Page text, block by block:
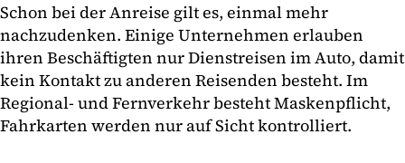
Schon bei der Anreise gilt es, einmal mehr
nachzudenken. Einige Unternehmen erlauben
ihren Beschäftigten nur Dienstreisen im Auto, damit
kein Kontakt zu anderen Reisenden besteht. Im
Regional- und Fernverkehr besteht Maskenpflicht,
Fahrkarten werden nur auf Sicht kontrolliert.